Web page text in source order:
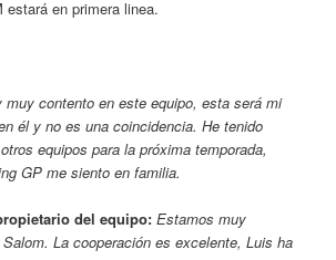
estará en primera linea.
muy contento en este equipo, esta será mi
él y no es una coincidencia. He tenido
equipos para la próxima temporada,
GP me siento en familia.
del equipo: Estamos muy
La cooperación es excelente, Luis ha